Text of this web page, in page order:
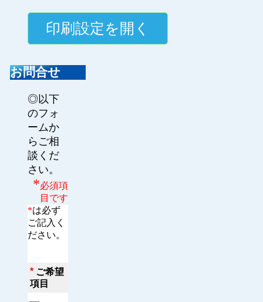
お問合せ
◎以下
のフォ
ームか
らご相
談くだ
さい。
*必須項
目です
*は必ず
ご記入く
ださい。
* ご希望
項目